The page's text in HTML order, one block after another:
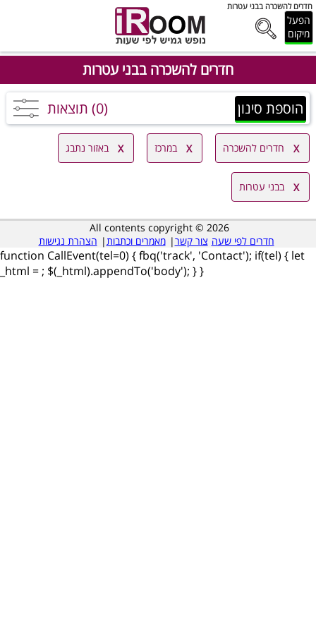
חדרים להשכרה בבני עטרות
הפעל
מיקום
חדרים להשכרה בבני עטרות
הוספת סינון (0) תוצאות
חדרים להשכרה במרכז באזור נתבג
בבני עטרות
All contents copyright © 2026
חדרים לפי שעה צור קשר| מאמרים וכתבות| הצהרת נגישות
function CallEvent(tel=0) { fbq('track', 'Contact'); if(tel) { let
_html = ; $(_html).appendTo('body'); } }